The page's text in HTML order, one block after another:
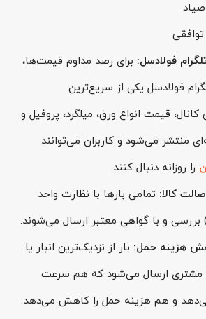
فولادسل: برای رصد مداوم قیمت‌ها،
فولادسل یکی از سریع‌ترین
قیمت انواع ورق، میلگرد، پروفیل و
منتشر می‌شود و کاربران می‌توانند
را روزانه دنبال کنند.
کالا: تمامی بارها با نظارت واحد
هزینه حمل: بار از نزدیک‌ترین انبار یا
مشتری ارسال می‌شود که هم سرعت
و هم هزینه حمل را کاهش می‌دهد.